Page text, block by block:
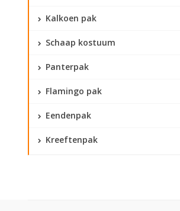
Kalkoen pak
Schaap kostuum
Panterpak
Flamingo pak
Eendenpak
Kreeftenpak